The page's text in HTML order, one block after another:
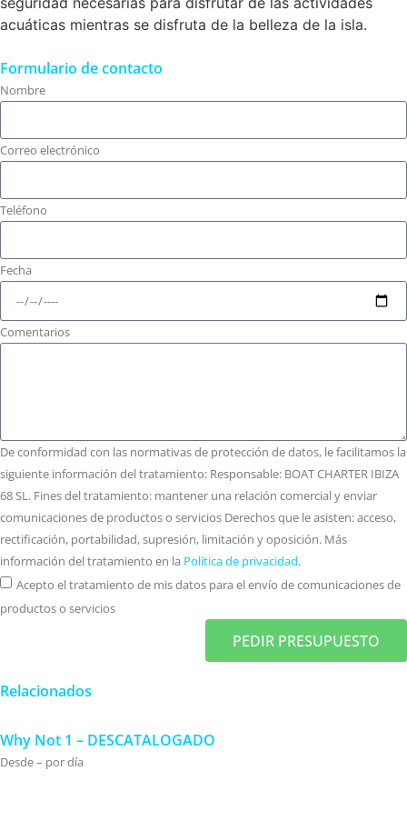
acuáticas mientras se disfruta de la belleza de la isla.
Formulario de contacto
Nombre
Correo electrónico
Teléfono
Fecha
Comentarios
De conformidad con las normativas de protección de datos, le facilitamos la
siguiente información del tratamiento: Responsable: BOAT CHARTER IBIZA
68 SL. Fines del tratamiento: mantener una relación comercial y enviar
comunicaciones de productos o servicios Derechos que le asisten: acceso,
rectificación, portabilidad, supresión, limitación y oposición. Más
información del tratamiento en la Política de privacidad.
Acepto el tratamiento de mis datos para el envío de comunicaciones de
productos o servicios
PEDIR PRESUPUESTO
Relacionados
Why Not 1 – DESCATALOGADO
Desde – por día